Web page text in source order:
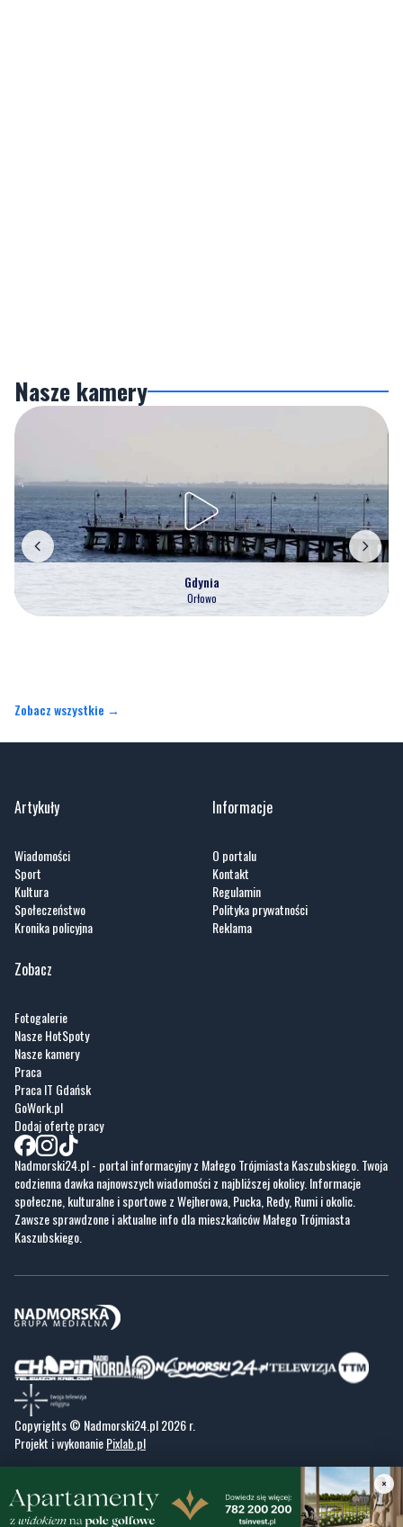
Nasze kamery
Gdynia
Orłowo
Zobacz wszystkie →
Artykuły
Wiadomości
Sport
Kultura
Społeczeństwo
Kronika policyjna
Informacje
O portalu
Kontakt
Regulamin
Polityka prywatności
Reklama
Zobacz
Fotogalerie
Nasze HotSpoty
Nasze kamery
Praca
Praca IT Gdańsk
GoWork.pl
Dodaj ofertę pracy
Nadmorski24.pl - portal informacyjny z Małego Trójmiasta Kaszubskiego. Twoja
codzienna dawka najnowszych wiadomości z najbliższej okolicy. Informacje
społeczne, kulturalne i sportowe z Wejherowa, Pucka, Redy, Rumi i okolic.
Zawsze sprawdzone i aktualne info dla mieszkańców Małego Trójmiasta
Kaszubskiego.
Copyrights © Nadmorski24.pl 2026 r.
Projekt i wykonaniePixlab.pl
×